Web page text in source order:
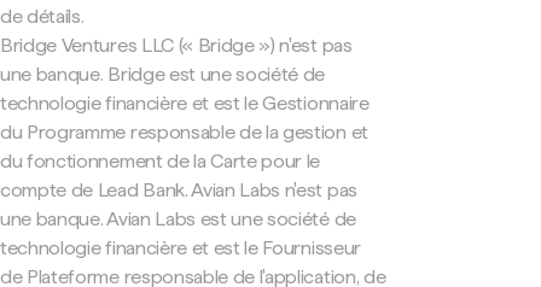
de détails.
Bridge Ventures LLC (« Bridge ») n'est pas
une banque. Bridge est une société de
technologie financière et est le Gestionnaire
du Programme responsable de la gestion et
du fonctionnement de la Carte pour le
compte de Lead Bank. Avian Labs n'est pas
une banque. Avian Labs est une société de
technologie financière et est le Fournisseur
de Plateforme responsable de l'application, de